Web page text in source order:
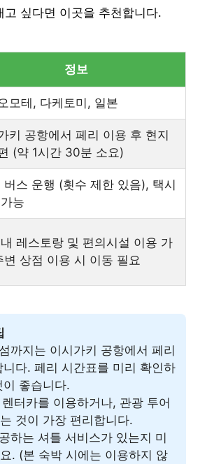
고 싶다면 이곳을 추천합니다.
정보
모테, 다케토미, 일본
키 공항에서 페리 이용 후 현지
(약 1시간 30분 소요)
버스 운행 (횟수 제한 있음), 택시
능
레스토랑 및 편의시설 이용 가
변 상점 이용 시 이동 필요
까지는 이시가키 공항에서 페리
다. 페리 시간표를 미리 확인하
이 좋습니다.
터카를 이용하거나, 관광 투어
것이 가장 편리합니다.
하는 셔틀 서비스가 있는지 미
. (본 숙박 시에는 이용하지 않